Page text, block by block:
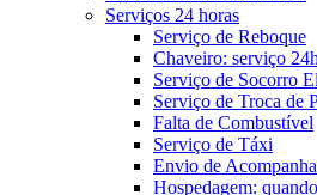
Serviços 24 horas
Serviço de Reboque
Chaveiro: serviço 24h
Serviço de Socorro
Serviço de Troca de
Falta de Combustível
Serviço de Táxi
Envio de
Hospedagem: